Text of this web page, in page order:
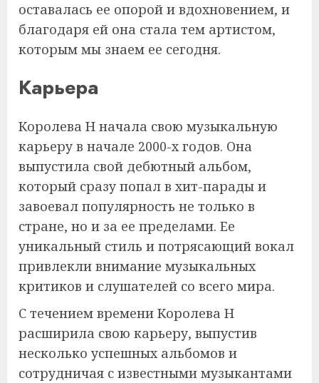
оставалась ее опорой и вдохновением, и
благодаря ей она стала тем артистом,
которым мы знаем ее сегодня.
Карьера
Королева Н начала свою музыкальную
карьеру в начале 2000-х годов. Она
выпустила свой дебютный альбом,
который сразу попал в хит-парады и
завоевал популярность не только в
стране, но и за ее пределами. Ее
уникальный стиль и потрясающий вокал
привлекли внимание музыкальных
критиков и слушателей со всего мира.
С течением времени Королева Н
расширила свою карьеру, выпустив
несколько успешных альбомов и
сотрудничая с известными музыкантами